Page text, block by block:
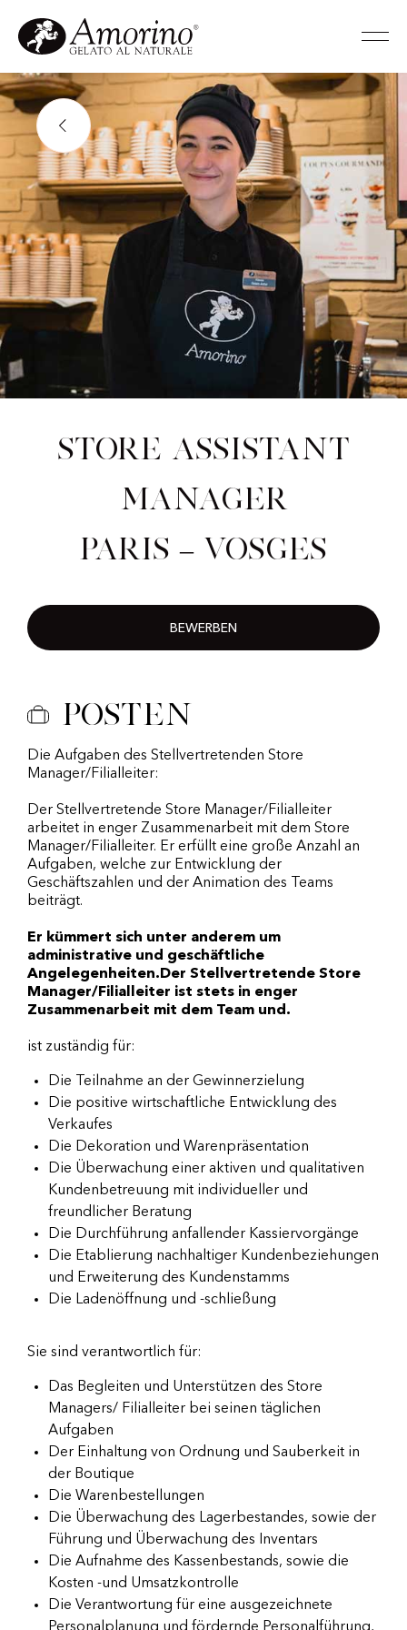
Store Assistant
Manager
Paris – Vosges
BEWERBEN
Posten
Die Aufgaben des Stellvertretenden Store
Manager/Filialleiter:
Der Stellvertretende Store Manager/Filialleiter
arbeitet in enger Zusammenarbeit mit dem Store
Manager/Filialleiter. Er erfüllt eine große Anzahl an
Aufgaben, welche zur Entwicklung der
Geschäftszahlen und der Animation des Teams
beiträgt.
Er kümmert sich unter anderem um
administrative und geschäftliche
Angelegenheiten.Der Stellvertretende Store
Manager/Filialleiter ist stets in enger
Zusammenarbeit mit dem Team und.
ist zuständig für:
Die Teilnahme an der Gewinnerzielung
Die positive wirtschaftliche Entwicklung des
Verkaufes
Die Dekoration und Warenpräsentation
Die Überwachung einer aktiven und qualitativen
Kundenbetreuung mit individueller und
freundlicher Beratung
Die Durchführung anfallender Kassiervorgänge
Die Etablierung nachhaltiger Kundenbeziehungen
und Erweiterung des Kundenstamms
Die Ladenöffnung und -schließung
Sie sind verantwortlich für:
Das Begleiten und Unterstützen des Store
Managers/ Filialleiter bei seinen täglichen
Aufgaben
Der Einhaltung von Ordnung und Sauberkeit in
der Boutique
Die Warenbestellungen
Die Überwachung des Lagerbestandes, sowie der
Führung und Überwachung des Inventars
Die Aufnahme des Kassenbestands, sowie die
Kosten -und Umsatzkontrolle
Die Verantwortung für eine ausgezeichnete